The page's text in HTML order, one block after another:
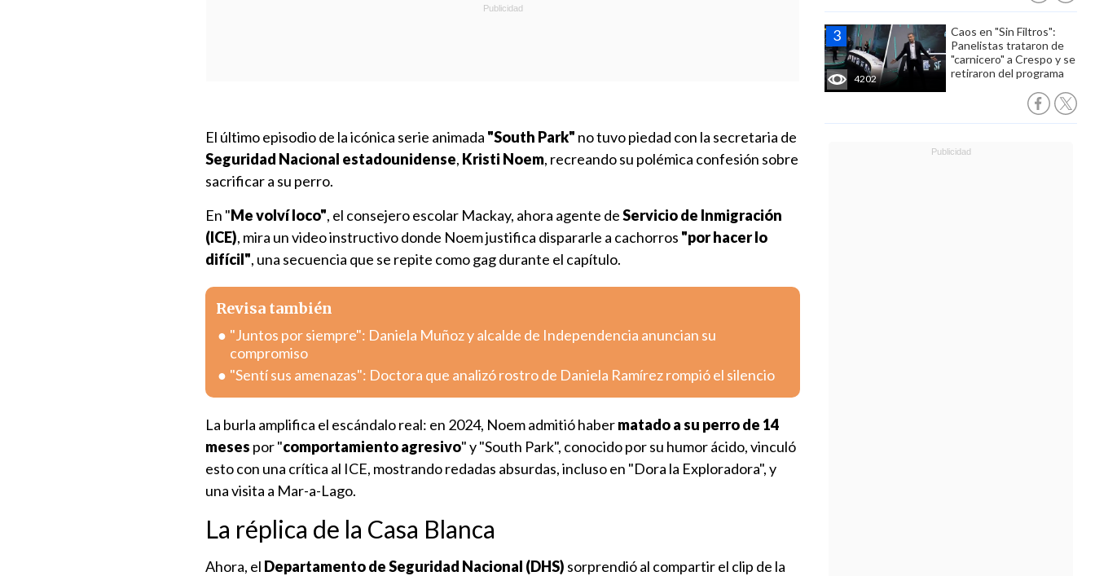
4202
Caos en "Sin Filtros":
Panelistas trataron de
"carnicero" a Crespo y se
retiraron del programa
El último episodio de la icónica serie animada "South Park" no tuvo piedad con la secretaria de
Seguridad Nacional estadounidense, Kristi Noem, recreando su polémica confesión sobre
sacrificar a su perro.
En "Me volví loco", el consejero escolar Mackay, ahora agente deServicio de Inmigración
(ICE), mira un video instructivo donde Noem justifica dispararle a cachorros "por hacer lo
difícil", una secuencia que se repite como gag durante el capítulo.
Revisa también
"Juntos por siempre": Daniela Muñoz y alcalde de Independencia anuncian su
compromiso
"Sentí sus amenazas": Doctora que analizó rostro de Daniela Ramírez rompió el silencio
La burla amplifica el escándalo real: en 2024, Noem admitió habermatado a su perro de 14
meses por "comportamiento agresivo" y "South Park", conocido por su humor ácido, vinculó
esto con una crítica al ICE, mostrando redadas absurdas, incluso en "Dora la Exploradora", y
una visita a Mar-a-Lago.
La réplica de la Casa Blanca
Ahora, el Departamento de Seguridad Nacional (DHS) sorprendió al compartir el clip de la